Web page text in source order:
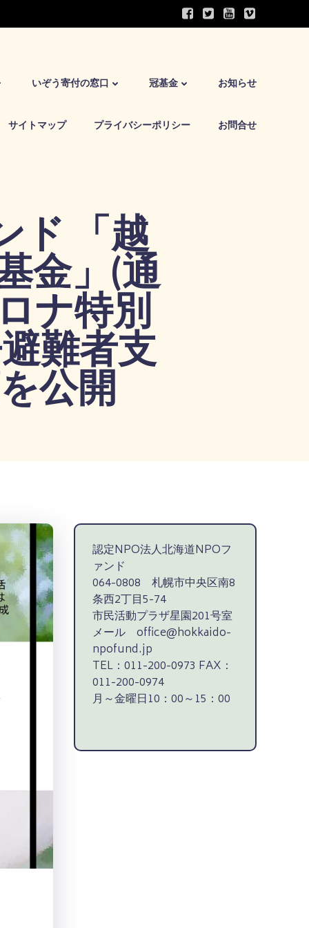
いぞう寄付の窓口 冠基金 お知らせ
サイトマップ プライバシーポリシー お問合せ
ド 「越
金」(通
ナ特別
難者支
公開
認定NPO法人北海道NPOフ
ァンド
064-0808 札幌市中央区南8
条西2丁目5-74
市民活動プラザ星園201号室
メール office@hokkaido-
npofund.jp
TEL：011-200-0973 FAX：
011-200-0974
月～金曜日10：00～15：00